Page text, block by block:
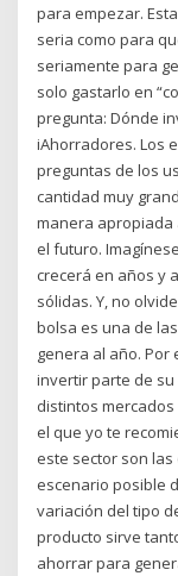
para empezar.
seria como para
seriamente para
solo gastarlo en
pregunta: Dónde
iAhorradores. Los
preguntas de los
cantidad muy
manera apropiada
el futuro.
crecerá en años y
sólidas. Y, no
bolsa es una de
genera al año. Por
invertir parte de
distintos
el que yo te
este sector son las
escenario posible
variación del tipo
producto sirve
ahorrar para